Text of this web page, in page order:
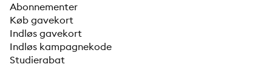
Abonnementer
Køb gavekort
Indløs gavekort
Indløs kampagnekode
Studierabat